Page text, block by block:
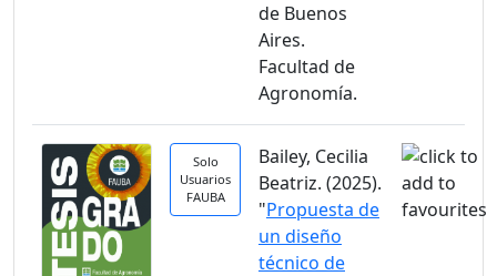
de Buenos
Aires.
Facultad de
Agronomía.
Solo
Usuarios
FAUBA
Bailey, Cecilia
Beatriz. (2025).
"Propuesta de
un diseño
técnico de